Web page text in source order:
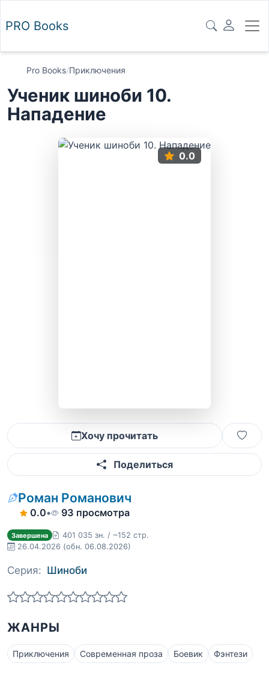
PRO Books
Pro Books/Приключения
Ученик шиноби 10.
Нападение
0.0
Хочу прочитать
Поделиться
Роман Романович
0.0• 93 просмотра
Завершена
401 035 зн. / ~152 стр.
26.04.2026 (обн. 06.08.2026)
Серия: Шиноби
ЖАНРЫ
Приключения Современная проза Боевик Фэнтези